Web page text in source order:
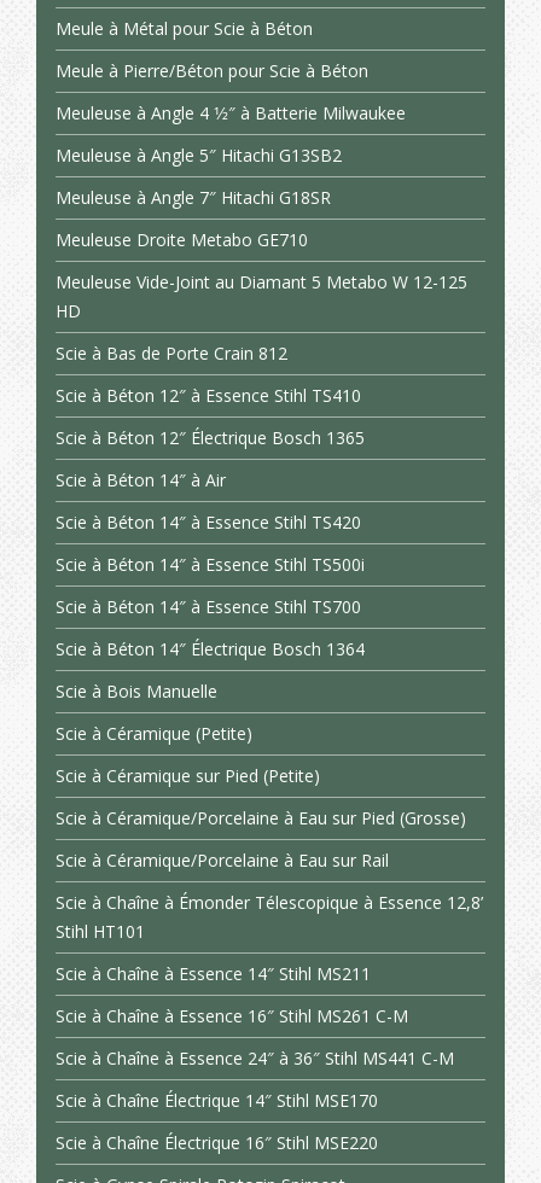
Meule à Métal pour Scie à Béton
Meule à Pierre/Béton pour Scie à Béton
Meuleuse à Angle 4 1⁄2″ à Batterie Milwaukee
Meuleuse à Angle 5″ Hitachi G13SB2
Meuleuse à Angle 7″ Hitachi G18SR
Meuleuse Droite Metabo GE710
Meuleuse Vide-Joint au Diamant 5 Metabo W 12-125
HD
Scie à Bas de Porte Crain 812
Scie à Béton 12″ à Essence Stihl TS410
Scie à Béton 12″ Électrique Bosch 1365
Scie à Béton 14″ à Air
Scie à Béton 14″ à Essence Stihl TS420
Scie à Béton 14″ à Essence Stihl TS500i
Scie à Béton 14″ à Essence Stihl TS700
Scie à Béton 14″ Électrique Bosch 1364
Scie à Bois Manuelle
Scie à Céramique (Petite)
Scie à Céramique sur Pied (Petite)
Scie à Céramique/Porcelaine à Eau sur Pied (Grosse)
Scie à Céramique/Porcelaine à Eau sur Rail
Scie à Chaîne à Émonder Télescopique à Essence 12,8’
Stihl HT101
Scie à Chaîne à Essence 14″ Stihl MS211
Scie à Chaîne à Essence 16″ Stihl MS261 C-M
Scie à Chaîne à Essence 24″ à 36″ Stihl MS441 C-M
Scie à Chaîne Électrique 14″ Stihl MSE170
Scie à Chaîne Électrique 16″ Stihl MSE220